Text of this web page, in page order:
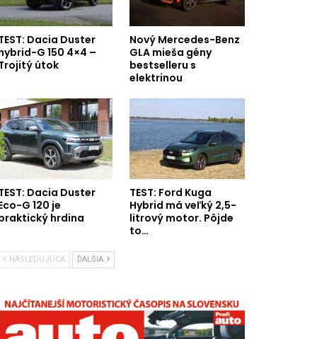
Dacia Duster
G 150 4×4 –
útok
Nový Mercedes-Benz
GLA mieša gény
bestselleru s
elektrinou
Dacia Duster
G 120 je
hrdina
TEST: Ford Kuga
Hybrid má veľký 2,5-
litrový motor. Pôjde
to…
NÁSLEDUJÚCA ĎALŠIA